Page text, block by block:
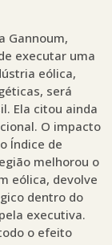
Gannoum,
executar uma
eólica,
será
Ela citou ainda
O impacto
Índice de
melhorou o
eólica, devolve
dentro do
executiva.
o efeito